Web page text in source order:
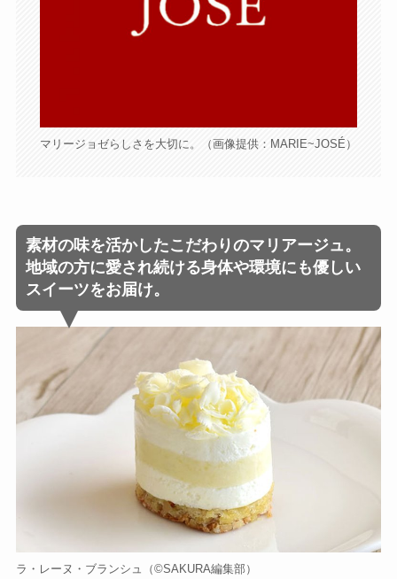
マリージョゼらしさを大切に。（画像提供：MARIE~JOSÉ）
素材の味を活かしたこだわりのマリアージュ。
地域の方に愛され続ける身体や環境にも優しい
スイーツをお届け。
ラ・レーヌ・ブランシュ（©️SAKURA編集部）